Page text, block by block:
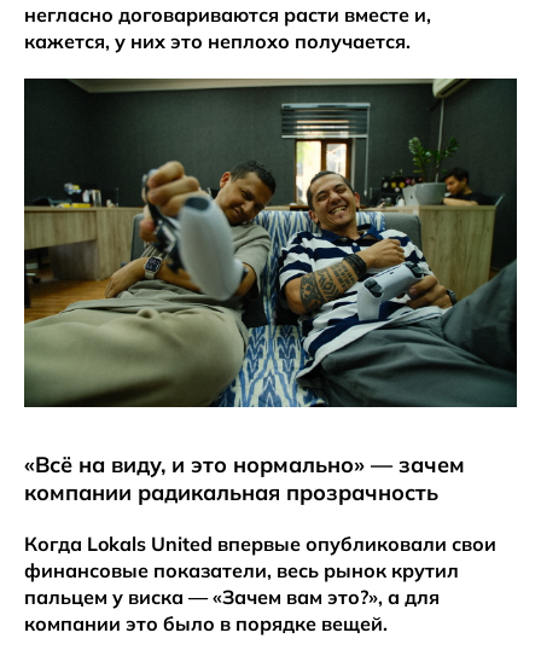
негласно договариваются расти вместе и,
кажется, у них это неплохо получается.
«Всё на виду, и это нормально» — зачем
компании радикальная прозрачность
Когда Lokals United впервые опубликовали свои
финансовые показатели, весь рынок крутил
пальцем у виска — «Зачем вам это?», а для
компании это было в порядке вещей.